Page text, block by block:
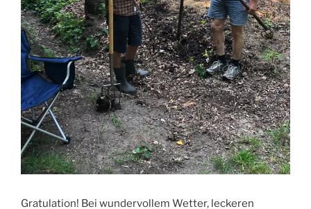
Gratulation! Bei wundervollem Wetter, leckeren